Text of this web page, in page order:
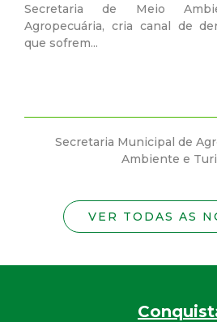
Secretaria de Meio
Agropecuária, cria canal de
que sofrem...
Secretaria Municipal de
Ambiente e
VER TODAS AS